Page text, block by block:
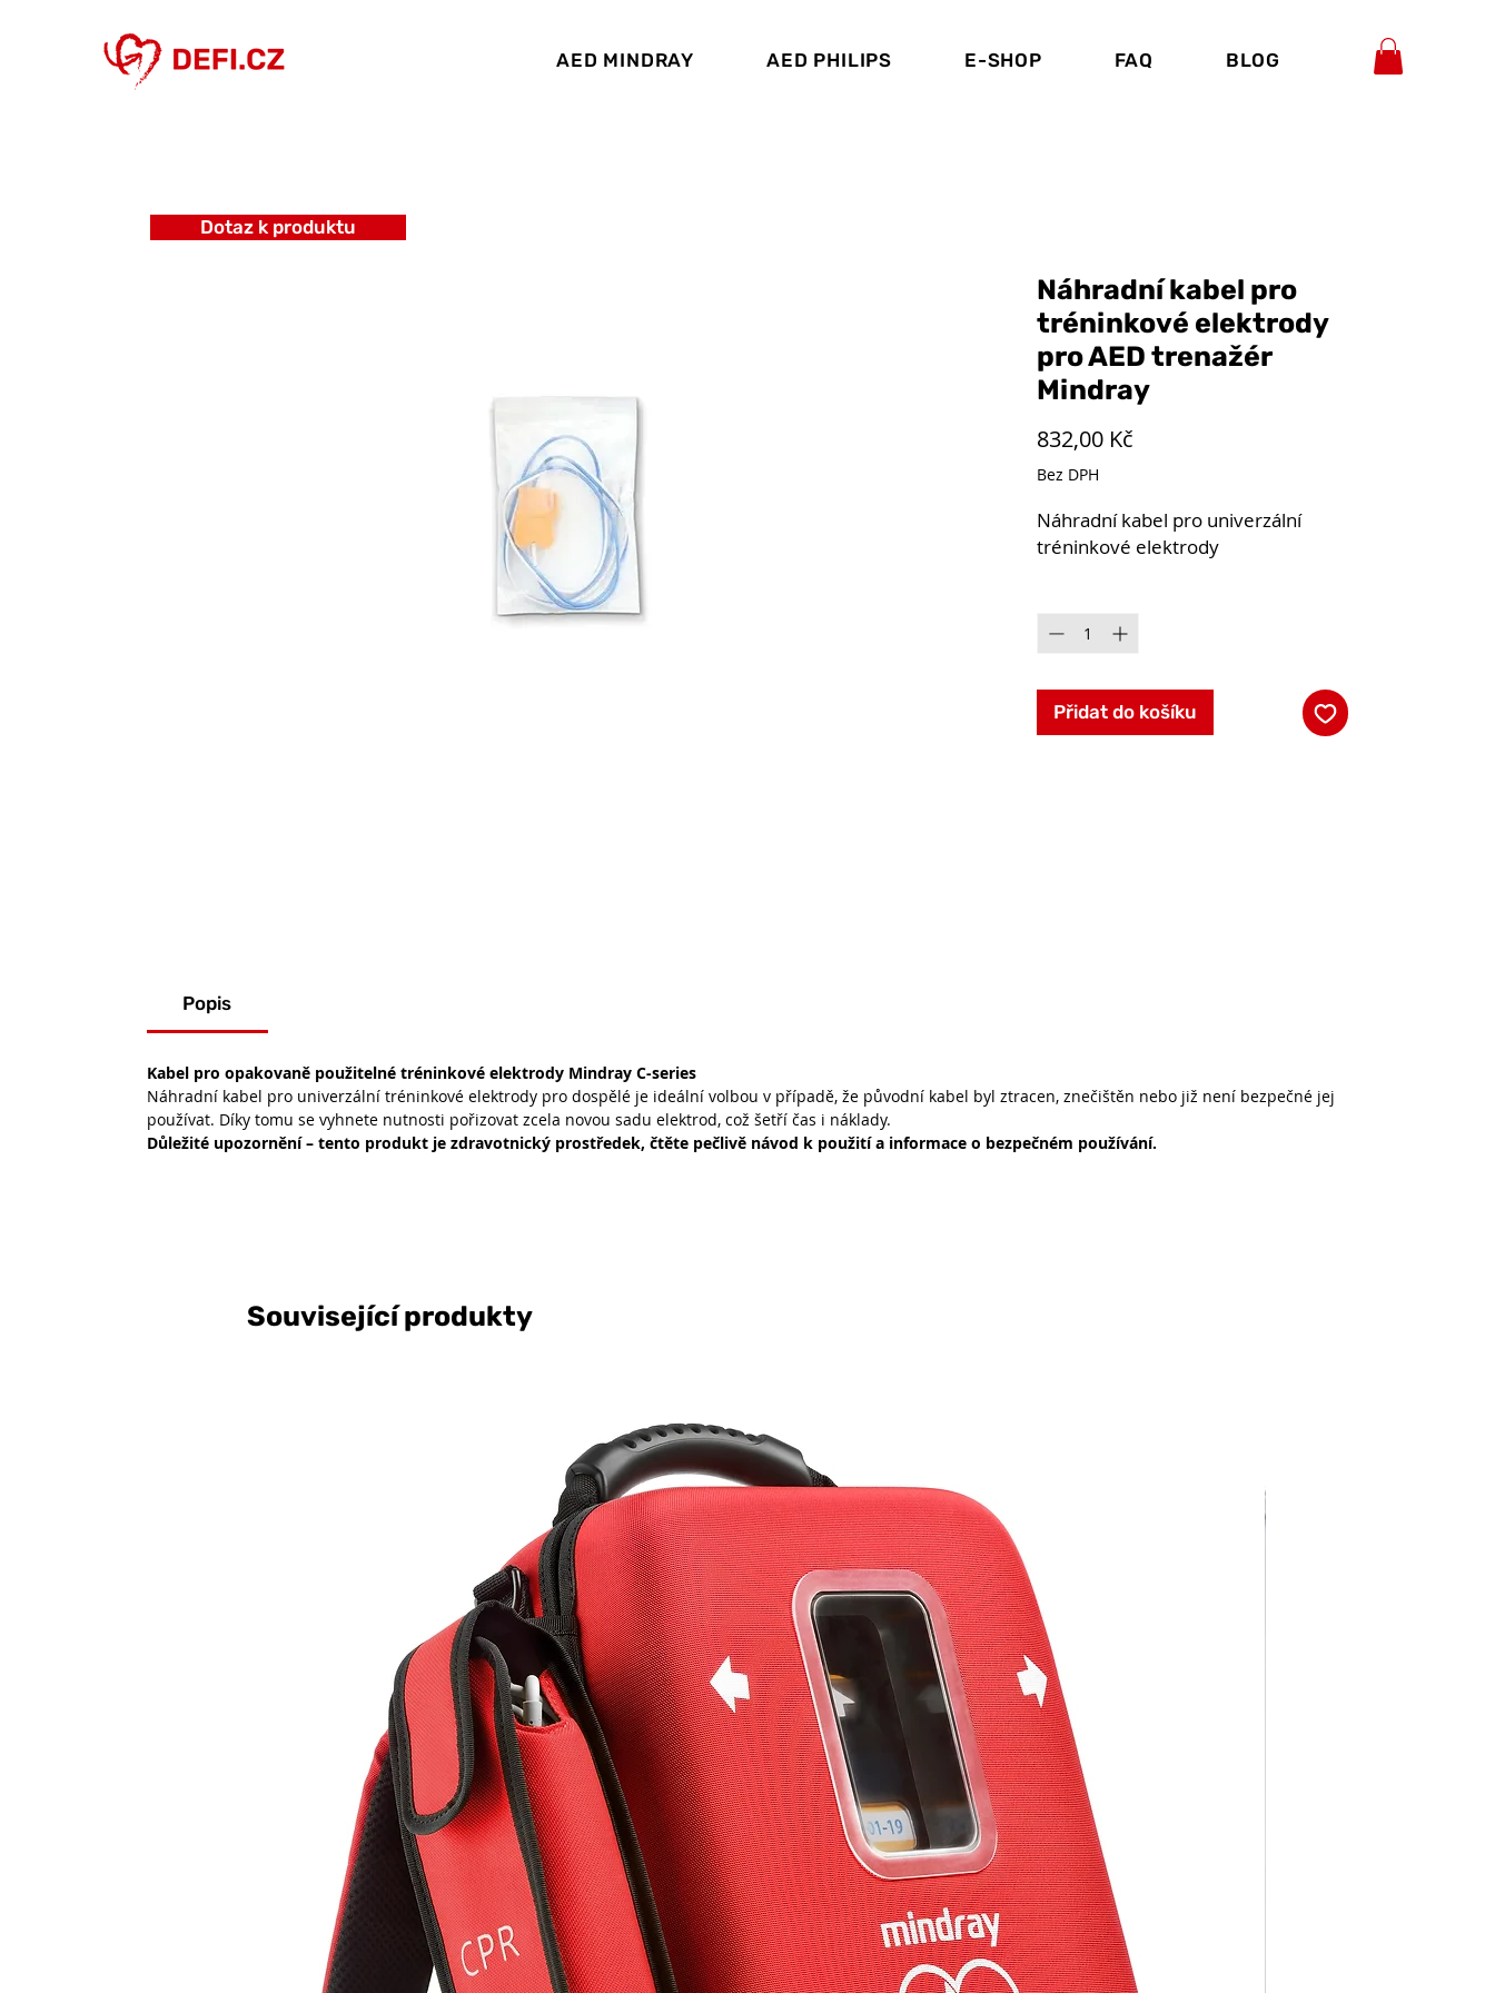
AED MINDRAY AED PHILIPS E-SHOP FAQ BLOG
Náhradní kabel pro
tréninkové elektrody
pro AED trenažér
Mindray
832,00 Kč
Bez DPH
Náhradní kabel pro univerzální
tréninkové elektrody
Přidat do košíku
Popis
Kabel pro opakovaně použitelné tréninkové elektrody Mindray C-series
Náhradní kabel pro univerzální tréninkové elektrody pro dospělé je ideální volbou v případě, že původní kabel byl ztracen, znečištěn nebo již není bezpečné jej
používat. Díky tomu se vyhnete nutnosti pořizovat zcela novou sadu elektrod, což šetří čas i náklady.
Důležité upozornění – tento produkt je zdravotnický prostředek, čtěte pečlivě návod k použití a informace o bezpečném používání.
Dotaz k produktu
Související produkty